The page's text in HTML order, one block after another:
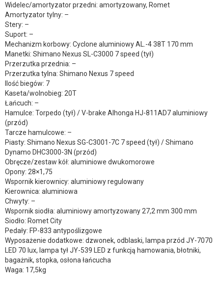
Widelec/amortyzator przedni: amortyzowany, Romet
Amortyzator tylny: –
Stery: –
Suport: –
Mechanizm korbowy: Cyclone aluminiowy AL.-4 38T 170 mm
Manetki: Shimano Nexus SL-C3000 7 speed (tył)
Przerzutka przednia: –
Przerzutka tylna: Shimano Nexus 7 speed
Ilość biegów: 7
Kaseta/wolnobieg: 20T
Łańcuch: –
Hamulce: Torpedo (tył) / V-brake Alhonga HJ-811AD7 aluminiowy
(przód)
Tarcze hamulcowe: –
Piasty: Shimano Nexus SG-C3001-7C 7 speed (tył) / Shimano
Dynamo DHC3000-3N (przód)
Obręcze/zestaw kół: aluminiowe dwukomorowe
Opony: 28×1,75
Wspornik kierownicy: aluminiowy regulowany
Kierownica: aluminiowa
Chwyty: –
Wspornik siodła: aluminiowy amortyzowany 27,2 mm 300 mm
Siodło: Romet City
Pedały: FP-833 antypoślizgowe
Wyposażenie dodatkowe: dzwonek, odblaski, lampa przód JY-7070
LED 70 lux, lampa tył JY-539 LED z funkcją hamowania, błotniki,
bagażnik, stopka, osłona łańcucha
Waga: 17,5kg